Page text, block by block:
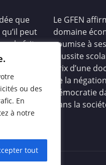
ou des
En
à notre
tout
que
peut
le fait
pour
un
Le GFEN
domaine
soumise à
réussite
prix d’une
de la
démocratie
dans la